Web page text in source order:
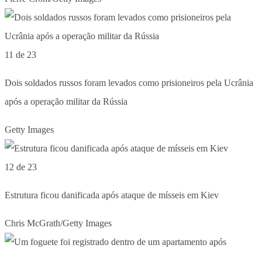
11 de 23
Dois soldados russos foram levados como prisioneiros pela Ucrânia
após a operação militar da Rússia
Getty Images
12 de 23
Estrutura ficou danificada após ataque de mísseis em Kiev
Chris McGrath/Getty Images